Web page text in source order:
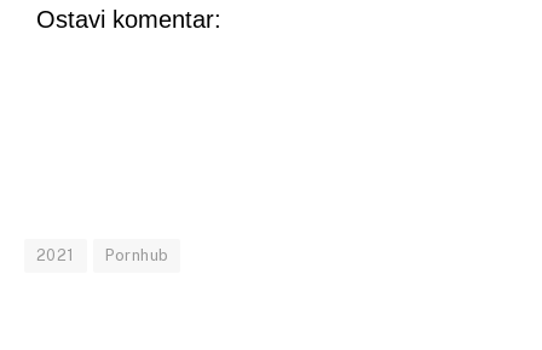
Ostavi komentar:
2021 Pornhub